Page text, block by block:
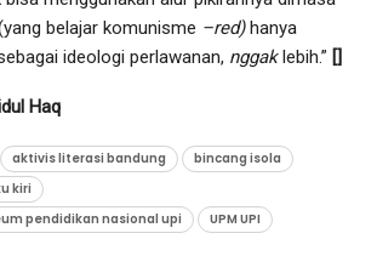
belajar komunisme –red)hanya
ideologi perlawanan, nggaklebih.” []
Haq
aktivis literasi bandung
bincang isola
kiri
pendidikan nasional upi
UPM UPI